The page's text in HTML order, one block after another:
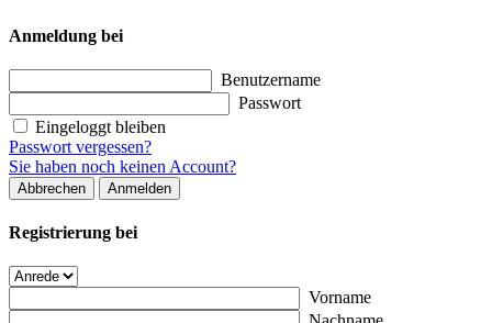
Anmeldung bei
Benutzername
Passwort
Eingeloggt bleiben
Passwort vergessen?
Sie haben noch keinen Account?
Abbrechen Anmelden
Registrierung bei
Vorname